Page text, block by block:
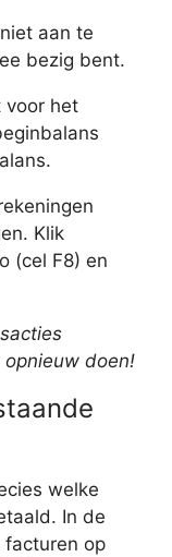
aan te
bezig bent.
voor het
Klik
(cel F8) en
doen!
welke
In de
facturen op